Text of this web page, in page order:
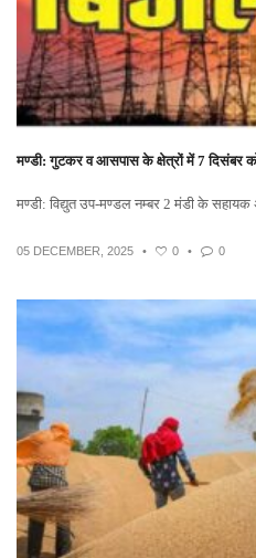
मण्डी: गुटकर व आसपास के क्षेत्रों में 7 दिसंबर
मण्डी: विद्युत उप-मण्डल नम्बर 2 मंडी के सहायक
05 DECEMBER, 2025 • 0 • 0